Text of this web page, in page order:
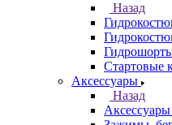
Назад
Стартовые
Аксессуары
Назад
Аксессуары